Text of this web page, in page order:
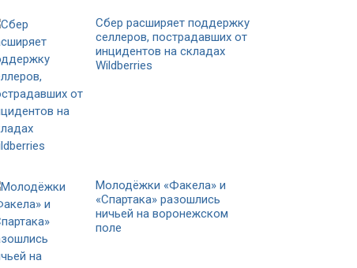
Сбер расширяет поддержку
селлеров, пострадавших от
инцидентов на складах
Wildberries
Молодёжки «Факела» и
«Спартака» разошлись
ничьей на воронежском
поле